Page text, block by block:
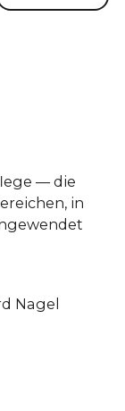
— die
in